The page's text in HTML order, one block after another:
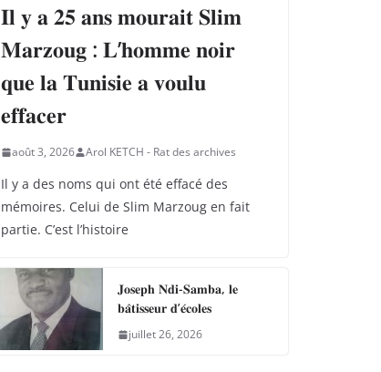
𝐈𝐥 𝐲 𝐚 𝟐𝟓 𝐚𝐧𝐬 𝐦𝐨𝐮𝐫𝐚𝐢𝐭 𝐒𝐥𝐢𝐦
𝐌𝐚𝐫𝐳𝐨𝐮𝐠 : 𝐋’𝐡𝐨𝐦𝐦𝐞 𝐧𝐨𝐢𝐫
𝐪𝐮𝐞 𝐥𝐚 𝐓𝐮𝐧𝐢𝐬𝐢𝐞 𝐚 𝐯𝐨𝐮𝐥𝐮
𝐞𝐟𝐟𝐚𝐜𝐞𝐫
août 3, 2026 Arol KETCH - Rat des archives
Il y a des noms qui ont été effacé des
mémoires. Celui de Slim Marzoug en fait
partie. C’est l’histoire
𝐉𝐨𝐬𝐞𝐩𝐡 𝐍𝐝𝐢-𝐒𝐚𝐦𝐛𝐚, 𝐥𝐞
𝐛𝐚̂𝐭𝐢𝐬𝐬𝐞𝐮𝐫 𝐝’𝐞́𝐜𝐨𝐥𝐞𝐬
juillet 26, 2026